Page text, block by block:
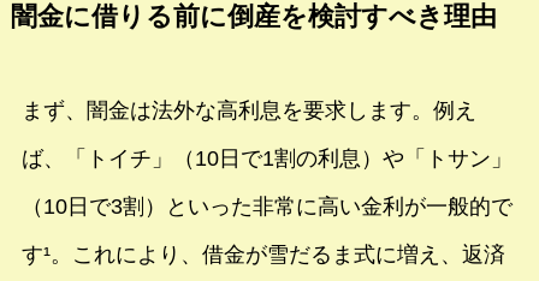
闇金に借りる前に倒産を検討すべき理由
まず、闇金は法外な高利息を要求します。例え
ば、「トイチ」（10日で1割の利息）や「トサン」
（10日で3割）といった非常に高い金利が一般的で
す¹。これにより、借金が雪だるま式に増え、返済